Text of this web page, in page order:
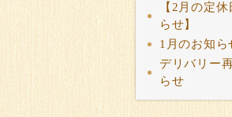
【2月の定
らせ】
1月のお知
デリバリー
らせ